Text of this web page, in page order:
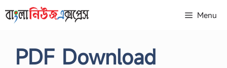
to
Menu
PDF Download